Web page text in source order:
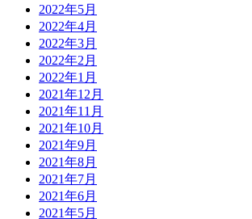
2022年5月
2022年4月
2022年3月
2022年2月
2022年1月
2021年12月
2021年11月
2021年10月
2021年9月
2021年8月
2021年7月
2021年6月
2021年5月